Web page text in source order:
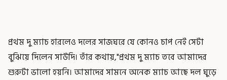
প্রথম দু ম্যাচ হারলেও দলের সাজঘরে যে কোনও চাপ নেই সেটা
বুঝিয়ে দিলেন সাউদি। তাঁর কথায়,"প্রথম দু ম্যাচ তবে আমাদের
শুরুটা ভালো হয়নি। আমাদের সামনে অনেক ম্যাচ আছে দল ঘুড়ে